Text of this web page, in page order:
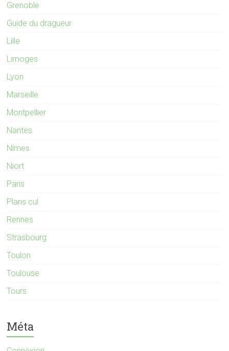
Grenoble
Guide du dragueur
Lille
Limoges
Lyon
Marseille
Montpellier
Nantes
Nîmes
Niort
Paris
Plans cul
Rennes
Strasbourg
Toulon
Toulouse
Tours
Méta